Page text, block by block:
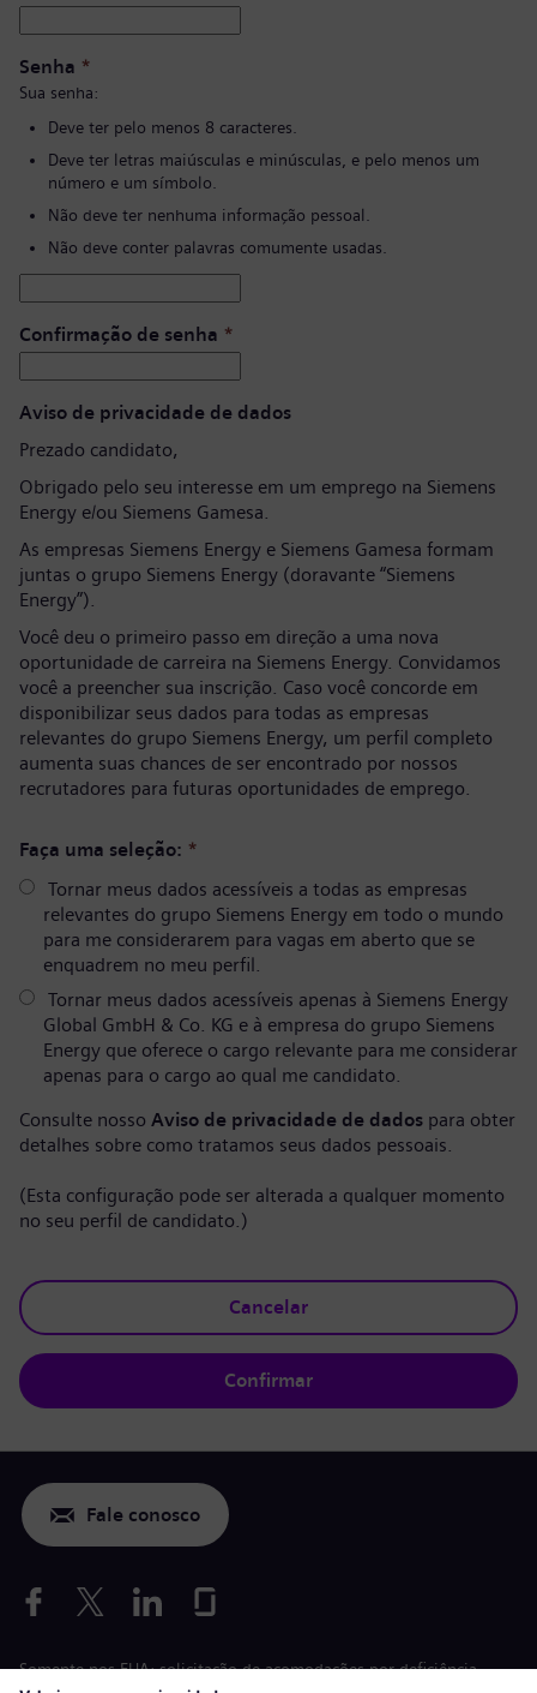
Senha *
Sua senha:
Deve ter pelo menos 8 caracteres.
Deve ter letras maiúsculas e minúsculas, e pelo menos um
número e um símbolo.
Não deve ter nenhuma informação pessoal.
Não deve conter palavras comumente usadas.
Confirmação de senha *
Aviso de privacidade de dados
Prezado candidato,
Obrigado pelo seu interesse em um emprego na Siemens
Energy e/ou Siemens Gamesa.
As empresas Siemens Energy e Siemens Gamesa formam
juntas o grupo Siemens Energy (doravante “Siemens
Energy”).
Você deu o primeiro passo em direção a uma nova
oportunidade de carreira na Siemens Energy. Convidamos
você a preencher sua inscrição. Caso você concorde em
disponibilizar seus dados para todas as empresas
relevantes do grupo Siemens Energy, um perfil completo
aumenta suas chances de ser encontrado por nossos
recrutadores para futuras oportunidades de emprego.
Faça uma seleção: *
Tornar meus dados acessíveis a todas as empresas
relevantes do grupo Siemens Energy em todo o mundo
para me considerarem para vagas em aberto que se
enquadrem no meu perfil.
Tornar meus dados acessíveis apenas à Siemens Energy
Global GmbH & Co. KG e à empresa do grupo Siemens
Energy que oferece o cargo relevante para me considerar
apenas para o cargo ao qual me candidato.
Consulte nosso Aviso de privacidade de dados para obter
detalhes sobre como tratamos seus dados pessoais.
(Esta configuração pode ser alterada a qualquer momento
no seu perfil de candidato.)
Cancelar
Confirmar
Fale conosco
Somente nos EUA: solicitação de acomodações por deficiência